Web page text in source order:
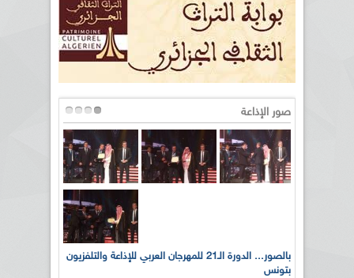
صور الإذاعة
بالصور... الدورة الـ21 للمهرجان العربي للإذاعة والتلفزيون
بتونس